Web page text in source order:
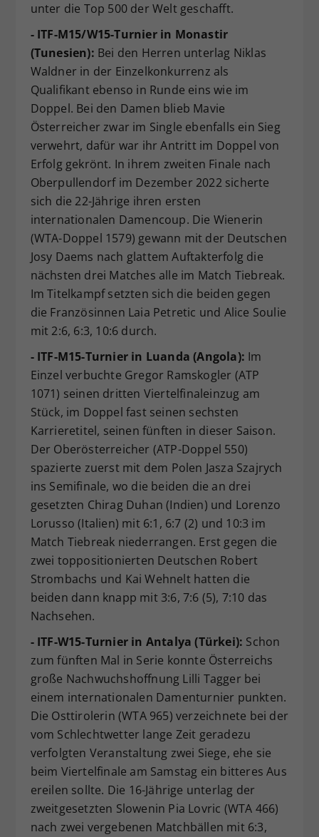
unter die Top 500 der Welt geschafft.
- ITF-M15/W15-Turnier in Monastir
(Tunesien): Bei den Herren unterlag Niklas
Waldner in der Einzelkonkurrenz als
Qualifikant ebenso in Runde eins wie im
Doppel. Bei den Damen blieb Mavie
Österreicher zwar im Single ebenfalls ein Sieg
verwehrt, dafür war ihr Antritt im Doppel von
Erfolg gekrönt. In ihrem zweiten Finale nach
Oberpullendorf im Dezember 2022 sicherte
sich die 22-Jährige ihren ersten
internationalen Damencoup. Die Wienerin
(WTA-Doppel 1579) gewann mit der Deutschen
Josy Daems nach glattem Auftakterfolg die
nächsten drei Matches alle im Match Tiebreak.
Im Titelkampf setzten sich die beiden gegen
die Französinnen Laia Petretic und Alice Soulie
mit 2:6, 6:3, 10:6 durch.
- ITF-M15-Turnier in Luanda (Angola): Im
Einzel verbuchte Gregor Ramskogler (ATP
1071) seinen dritten Viertelfinaleinzug am
Stück, im Doppel fast seinen sechsten
Karrieretitel, seinen fünften in dieser Saison.
Der Oberösterreicher (ATP-Doppel 550)
spazierte zuerst mit dem Polen Jasza Szajrych
ins Semifinale, wo die beiden die an drei
gesetzten Chirag Duhan (Indien) und Lorenzo
Lorusso (Italien) mit 6:1, 6:7 (2) und 10:3 im
Match Tiebreak niederrangen. Erst gegen die
zwei toppositionierten Deutschen Robert
Strombachs und Kai Wehnelt hatten die
beiden dann knapp mit 3:6, 7:6 (5), 7:10 das
Nachsehen.
- ITF-W15-Turnier in Antalya (Türkei): Schon
zum fünften Mal in Serie konnte Österreichs
große Nachwuchshoffnung Lilli Tagger bei
einem internationalen Damenturnier punkten.
Die Osttirolerin (WTA 965) verzeichnete bei der
vom Schlechtwetter lange Zeit geradezu
verfolgten Veranstaltung zwei Siege, ehe sie
beim Viertelfinale am Samstag ein bitteres Aus
ereilen sollte. Die 16-Jährige unterlag der
zweitgesetzten Slowenin Pia Lovric (WTA 466)
nach zwei vergebenen Matchbällen mit 6:3,